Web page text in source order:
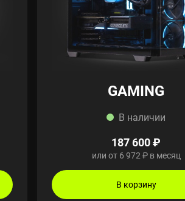
GAMING
В наличии
187 600 ₽
или от 6 972 ₽ в месяц
В корзину